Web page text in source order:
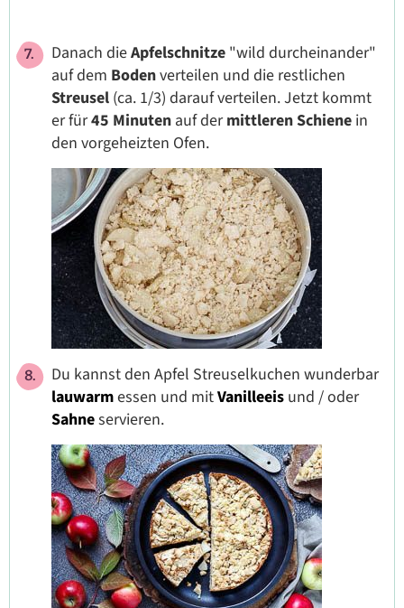
Danach dieApfelschnitze "wild durcheinander"
auf dem Bodenverteilen und die restlichen
Streusel (ca. 1/3) darauf verteilen. Jetzt kommt
er für45 Minuten auf dermittleren Schiene in
den vorgeheizten Ofen.
Du kannst den Apfel Streuselkuchen wunderbar
lauwarmessen und mitVanilleeis und / oder
Sahneservieren.